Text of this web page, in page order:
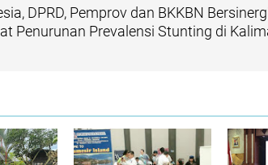
DPRD, Pemprov dan BKKBN
Penurunan Prevalensi Stunting di